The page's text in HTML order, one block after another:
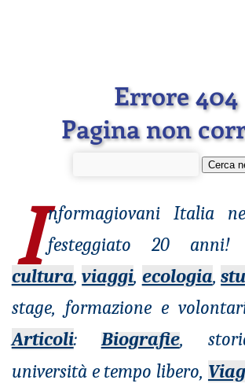
Errore 404
Pagina non
Cerca
I nformagiovaniItalia
festeggiato 20
cultura,viaggi, ecologia,
stage, formazione e
Articoli: Biografie,
università e tempo libero,